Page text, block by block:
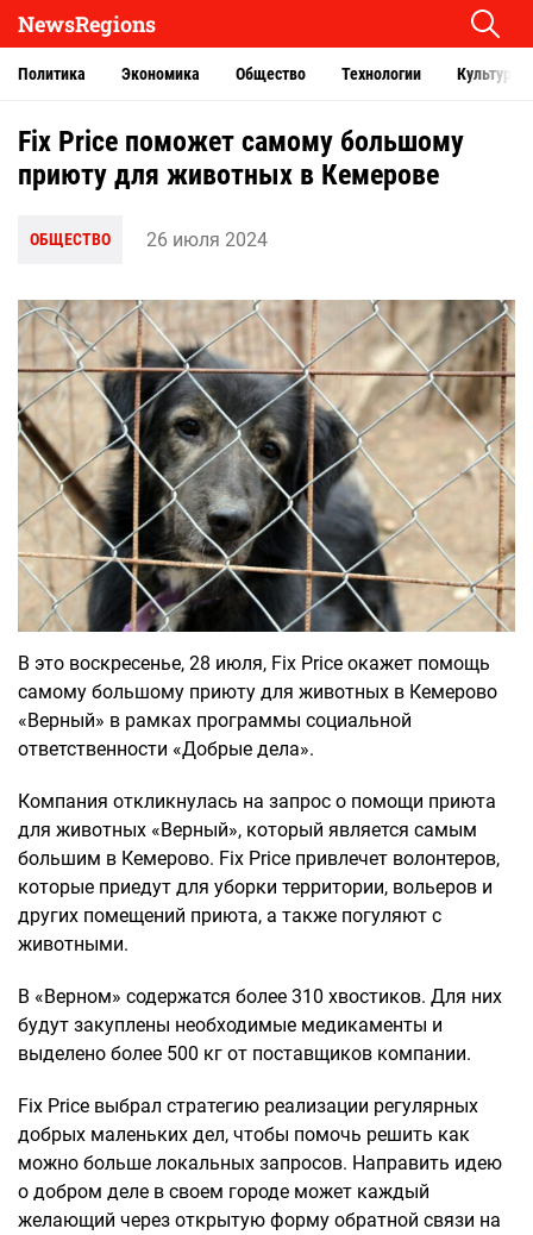
NewsRegions
Политика Экономика Общество Технологии Культура
Fix Price поможет самому большому
приюту для животных в Кемерове
ОБЩЕСТВО 26 июля 2024
В это воскресенье, 28 июля, Fix Price окажет помощь
самому большому приюту для животных в Кемерово
«Верный» в рамках программы социальной
ответственности «Добрые дела».
Компания откликнулась на запрос о помощи приюта
для животных «Верный», который является самым
большим в Кемерово. Fix Price привлечет волонтеров,
которые приедут для уборки территории, вольеров и
других помещений приюта, а также погуляют с
животными.
В «Верном» содержатся более 310 хвостиков. Для них
будут закуплены необходимые медикаменты и
выделено более 500 кг от поставщиков компании.
Fix Price выбрал стратегию реализации регулярных
добрых маленьких дел, чтобы помочь решить как
можно больше локальных запросов. Направить идею
о добром деле в своем городе может каждый
желающий через открытую форму обратной связи на